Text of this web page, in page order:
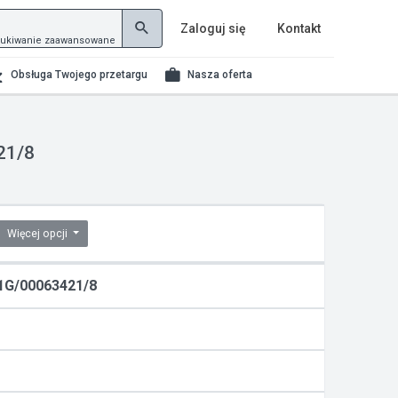
zaawansowane
Zaloguj się Kontakt
Obsługa Twojego przetargu Nasza oferta
8
Więcej opcji
00063421/8